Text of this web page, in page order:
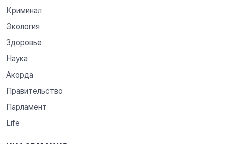
Криминал
Экология
Здоровье
Наука
Акорда
Правительство
Парламент
Life